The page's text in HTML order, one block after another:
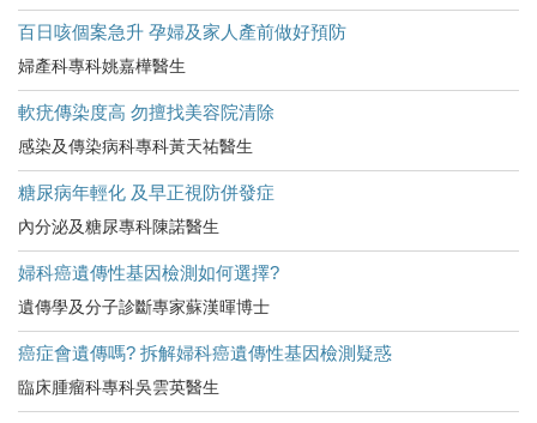
百日咳個案急升 孕婦及家人產前做好預防
婦產科專科姚嘉樺醫生
軟疣傳染度高 勿擅找美容院清除
感染及傳染病科專科黃天祐醫生
糖尿病年輕化 及早正視防併發症
內分泌及糖尿專科陳諾醫生
婦科癌遺傳性基因檢測如何選擇?
遺傳學及分子診斷專家蘇漢暉博士
癌症會遺傳嗎? 拆解婦科癌遺傳性基因檢測疑惑
臨床腫瘤科專科吳雲英醫生